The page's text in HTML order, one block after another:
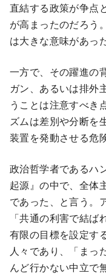
直結する政策が争点
が高まったのだろう
は大きな意味があっ
一方で、その躍進の
ガン、あるいは排外
うことは注意すべき
ズムは差別や分断を
装置を発動させる危
政治哲学者であるハ
起源』の中で、全体
であった、と言う。
「共通の利害で結
有限の目標を設定す
人々であり、「まっ
んど行かない中立で